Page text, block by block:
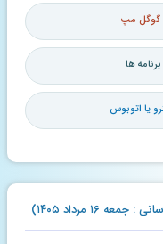
گوگل مپ
ها
یا اتوبوس
مرداد ۱۴۰۵)